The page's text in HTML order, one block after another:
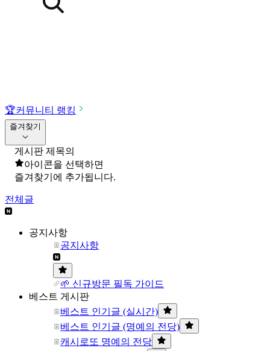
음식 · 영양제 리뷰를 찾아보세요
🏆커뮤니티 랭킹
즐겨찾기
게시판 제목의
아이콘을 선택하면
즐겨찾기에 추가됩니다.
전체글
공지사항
공지사항
🌱 신규방문 필독 가이드
베스트 게시판
베스트 인기글 (실시간)
베스트 인기글 (명예의 전당)
캐시로또 명예의 전당